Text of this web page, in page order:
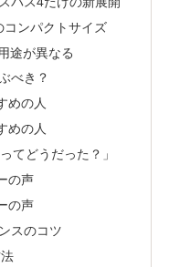
コンパクトサイズ
途が異なる
べき？
めの人
めの人
てどうだった？」
の声
の声
スのコツ